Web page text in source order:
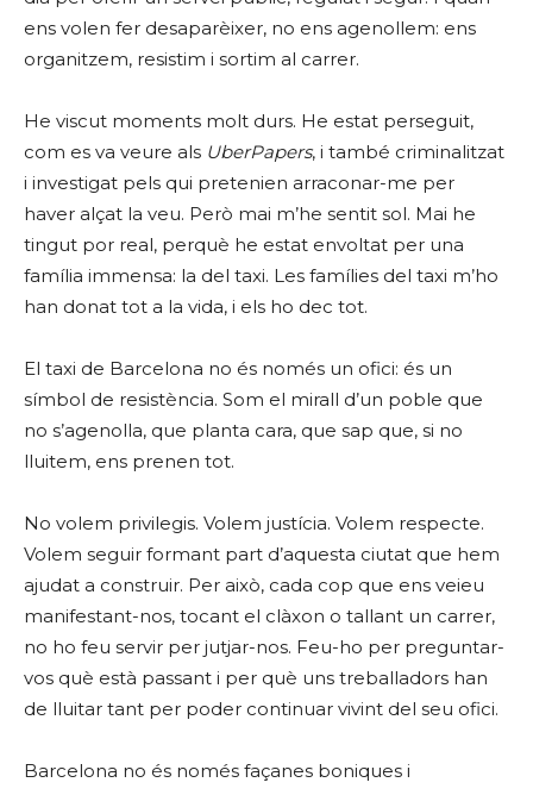
ens volen fer desaparèixer, no ens agenollem: ens
organitzem, resistim i sortim al carrer.
He viscut moments molt durs. He estat perseguit,
com es va veure als UberPapers, i també criminalitzat
i investigat pels qui pretenien arraconar-me per
haver alçat la veu. Però mai m’he sentit sol. Mai he
tingut por real, perquè he estat envoltat per una
família immensa: la del taxi. Les famílies del taxi m’ho
han donat tot a la vida, i els ho dec tot.
El taxi de Barcelona no és només un ofici: és un
símbol de resistència. Som el mirall d’un poble que
no s’agenolla, que planta cara, que sap que, si no
lluitem, ens prenen tot.
No volem privilegis. Volem justícia. Volem respecte.
Volem seguir formant part d’aquesta ciutat que hem
ajudat a construir. Per això, cada cop que ens veieu
manifestant-nos, tocant el clàxon o tallant un carrer,
no ho feu servir per jutjar-nos. Feu-ho per preguntar-
vos què està passant i per què uns treballadors han
de lluitar tant per poder continuar vivint del seu ofici.
Barcelona no és només façanes boniques i